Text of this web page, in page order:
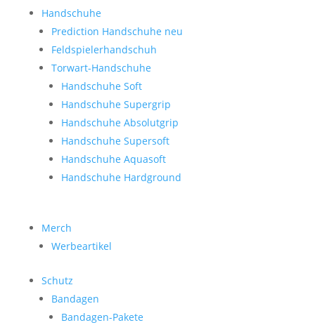
Handschuhe
Prediction Handschuhe neu
Feldspielerhandschuh
Torwart-Handschuhe
Handschuhe Soft
Handschuhe Supergrip
Handschuhe Absolutgrip
Handschuhe Supersoft
Handschuhe Aquasoft
Handschuhe Hardground
Merch
Werbeartikel
Schutz
Bandagen
Bandagen-Pakete